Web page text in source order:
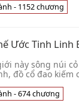
Tiếu Quân
- 1152 chương
Ước Tinh Linh
này sông núi
đồ cổ đao kiếm
Mặc Chỉ Kiện
- 674 chương